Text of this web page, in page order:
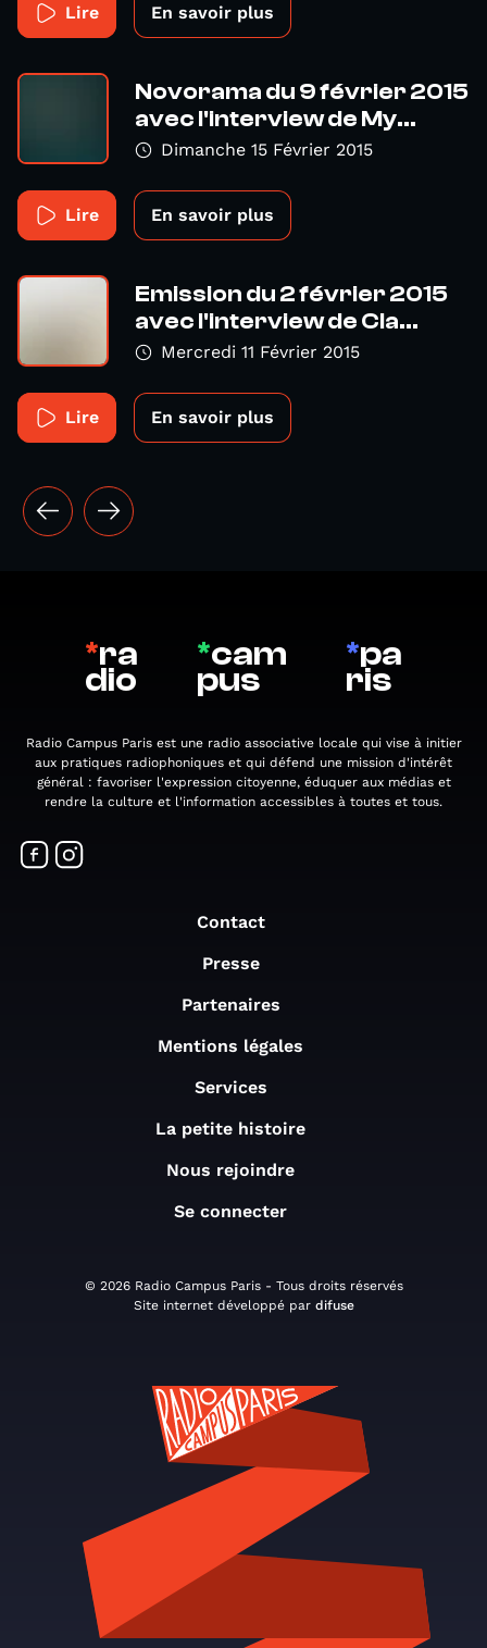
Lire En savoir plus
Novorama du 9 février 2015
avec l'interview de My...
Dimanche 15 Février 2015
Lire En savoir plus
Emission du 2 février 2015
avec l'interview de Cla...
Mercredi 11 Février 2015
Lire En savoir plus
*ra
dio
*cam
pus
*pa
ris
Radio Campus Paris est une radio associative locale qui vise à initier
aux pratiques radiophoniques et qui défend une mission d'intérêt
général : favoriser l'expression citoyenne, éduquer aux médias et
rendre la culture et l'information accessibles à toutes et tous.
Contact
Presse
Partenaires
Mentions légales
Services
La petite histoire
Nous rejoindre
Se connecter
© 2026 Radio Campus Paris - Tous droits réservés
Site internet développé par difuse